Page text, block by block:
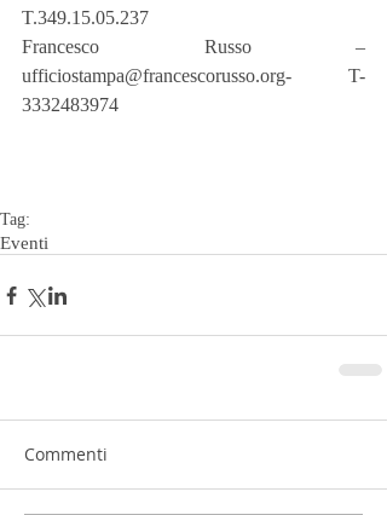
T.349.15.05.237
Francesco Russo –
ufficiostampa@francescorusso.org-  T-
3332483974
Tag:
Eventi
Commenti